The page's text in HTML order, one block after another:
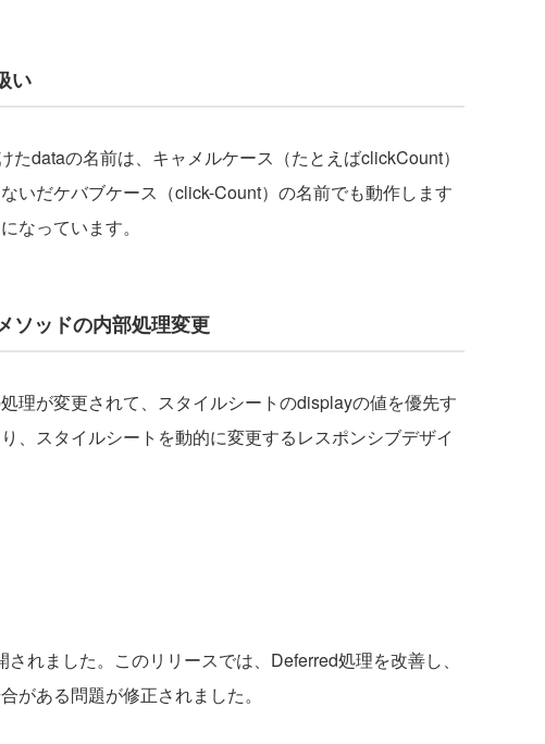
い
dataの名前は、キャメルケース（たとえばclickCount）
いだケバブケース（click-Count）の名前でも動作します
なっています。
ッドの内部処理変更
理が変更されて、スタイルシートのdisplayの値を優先す
、スタイルシートを動的に変更するレスポンシブデザイ
れました。このリリースでは、Deferred処理を改善し、
がある問題が修正されました。